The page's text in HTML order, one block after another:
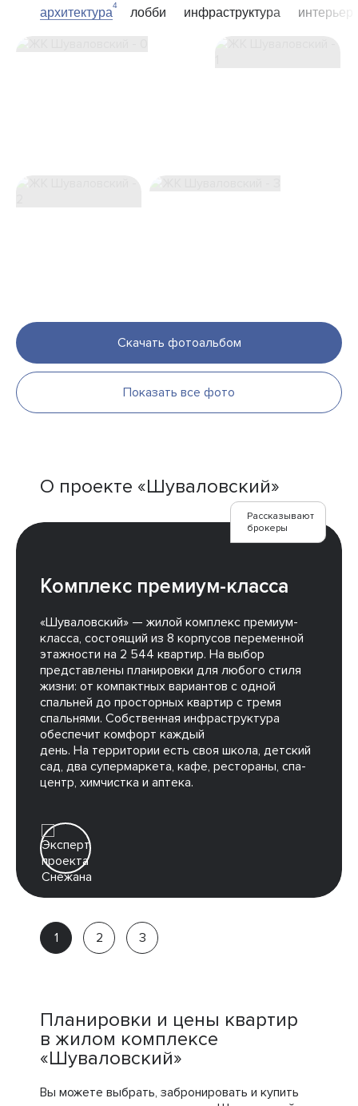
архитектура
4
лобби инфраструктура интерьер
Скачать фотоальбом
Показать все фото
О проекте «Шуваловский»
Рассказывают
брокеры
Комплекс премиум-класса
«Шуваловский» — жилой комплекс премиум-
класса, состоящий из 8 корпусов переменной
этажности на 2 544 квартир. На выбор
представлены планировки для любого стиля
жизни: от компактных вариантов с одной
спальней до просторных квартир с тремя
спальнями. Собственная инфраструктура
обеспечит комфорт каждый
день. На территории есть своя школа, детский
сад, два супермаркета, кафе, рестораны, спа-
центр, химчистка и аптека.
Партнёр
компании
Планировки и цены квартир
в жилом комплексе
«Шуваловский»
Вы можете выбрать, забронировать и купить